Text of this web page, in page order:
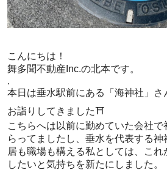
こんにちは！
舞多聞不動産Inc.の北本です。
.
本日は垂水駅前にある「海神社」さ
お詣りしてきました⛩
こちらへは以前に勤めていた会社で
らってましたし、垂水を代表する
居も職場も構える私としては、これ
したいと気持ちを新たにしました。